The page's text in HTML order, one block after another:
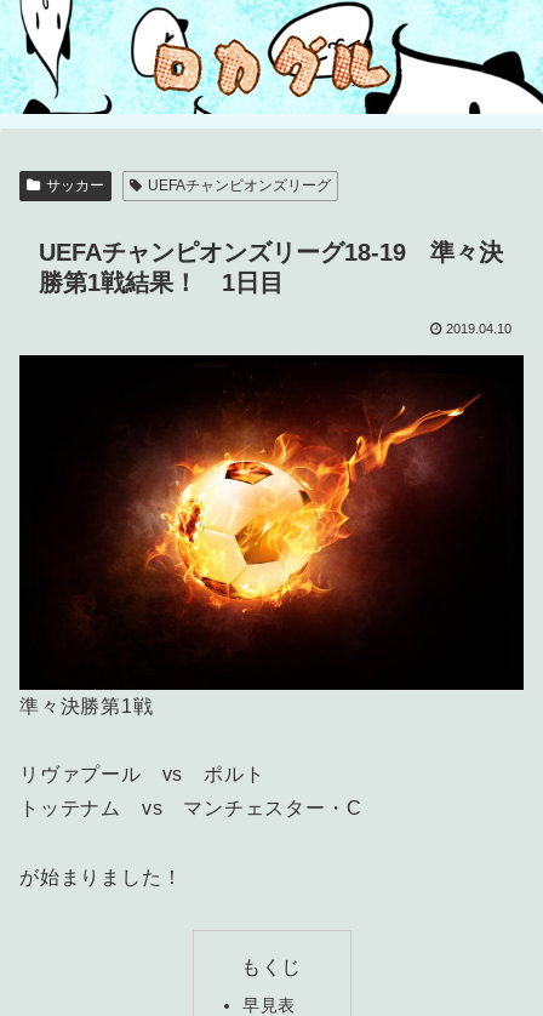
サッカー UEFAチャンピオンズリーグ
UEFAチャンピオンズリーグ18-19 準々決
勝第1戦結果！ 1日目
2019.04.10
準々決勝第1戦
リヴァプール vs ポルト
トッテナム vs マンチェスター・C
が始まりました！
もくじ
早見表